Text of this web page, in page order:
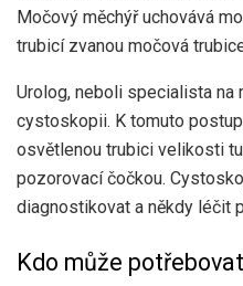
Močový měchýř uchovává
trubicí zvanou močová
Urolog, neboli specialista na
cystoskopii. K tomuto
osvětlenou trubici velikosti
pozorovací čočkou.
diagnostikovat a někdy léčit
Kdo může